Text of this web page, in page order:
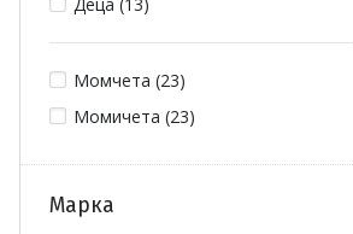
Деца (13)
Момчета (23)
Момичета (23)
Марка